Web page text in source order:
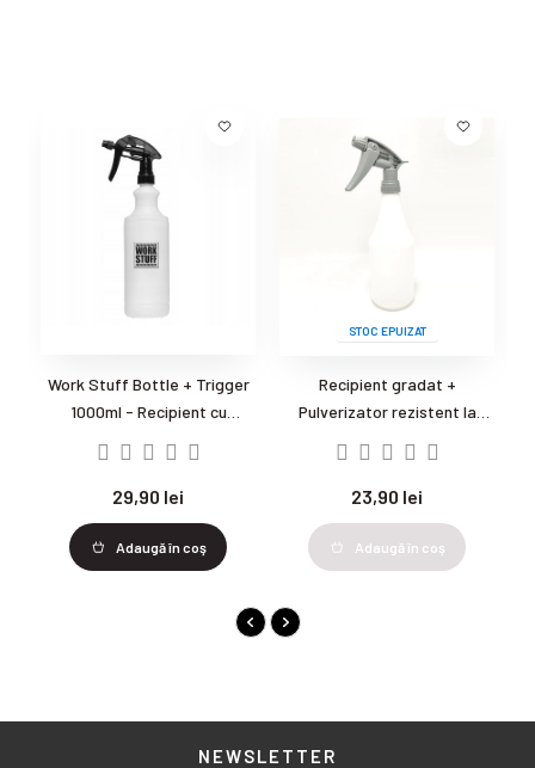
Work Stuff Bottle + Trigger
1000ml - Recipient cu
29,90 lei
Adaugă în coş
STOC EPUIZAT
Recipient gradat +
Pulverizator rezistent la
700ml Chemical Resistant
23,90 lei
Adaugă în coş
NEWSLETTER